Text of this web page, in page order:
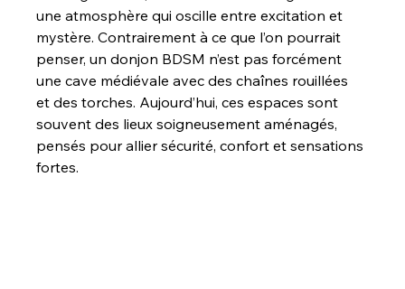
une atmosphère qui oscille entre excitation et
mystère. Contrairement à ce que l’on pourrait
penser, un donjon BDSM n’est pas forcément
une cave médiévale avec des chaînes rouillées
et des torches. Aujourd’hui, ces espaces sont
souvent des lieux soigneusement aménagés,
pensés pour allier sécurité, confort et sensations
fortes.